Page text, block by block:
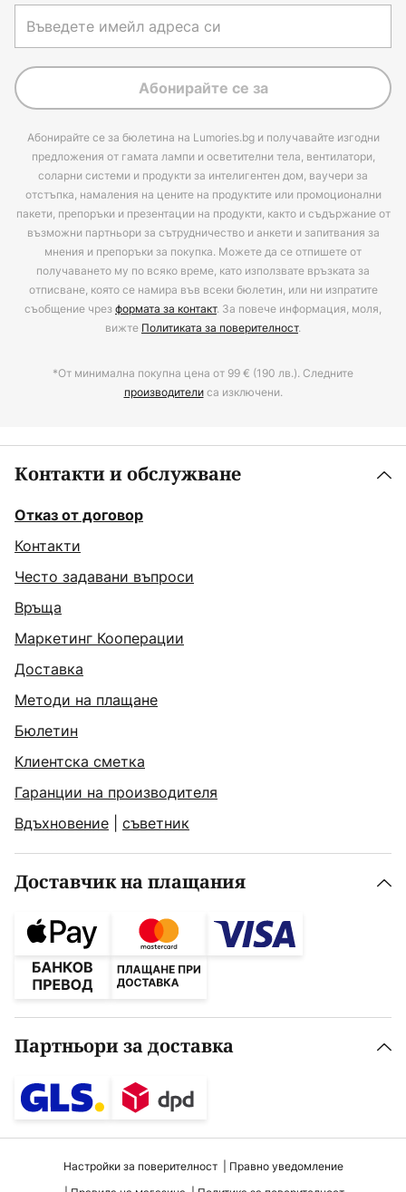
Абонирайте се за
Абонирайте се за бюлетина на Lumories.bg и получавайте изгодни
предложения от гамата лампи и осветителни тела, вентилатори,
соларни системи и продукти за интелигентен дом, ваучери за
отстъпка, намаления на цените на продуктите или промоционални
пакети, препоръки и презентации на продукти, както и съдържание от
възможни партньори за сътрудничество и анкети и запитвания за
мнения и препоръки за покупка. Можете да се отпишете от
получаването му по всяко време, като използвате връзката за
отписване, която се намира във всеки бюлетин, или ни изпратите
съобщение чрезформата за контакт. За повече информация, моля,
вижте Политиката за поверителност.
*От минимална покупна цена от 99 € (190 лв.). Следните
производителиса изключени.
Контакти и обслужване
Отказ от договор
Контакти
Често задавани въпроси
Връща
Маркетинг Кооперации
Доставка
Методи на плащане
Бюлетин
Клиентска сметка
Гаранции на производителя
Вдъхновение
съветник
Доставчик на плащания
Партньори за доставка
Настройки за поверителност
Правно уведомление